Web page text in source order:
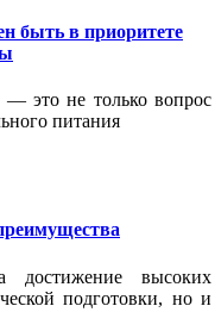
быть в приоритете
это не только вопрос
питания
достижение высоких
подготовки, но и